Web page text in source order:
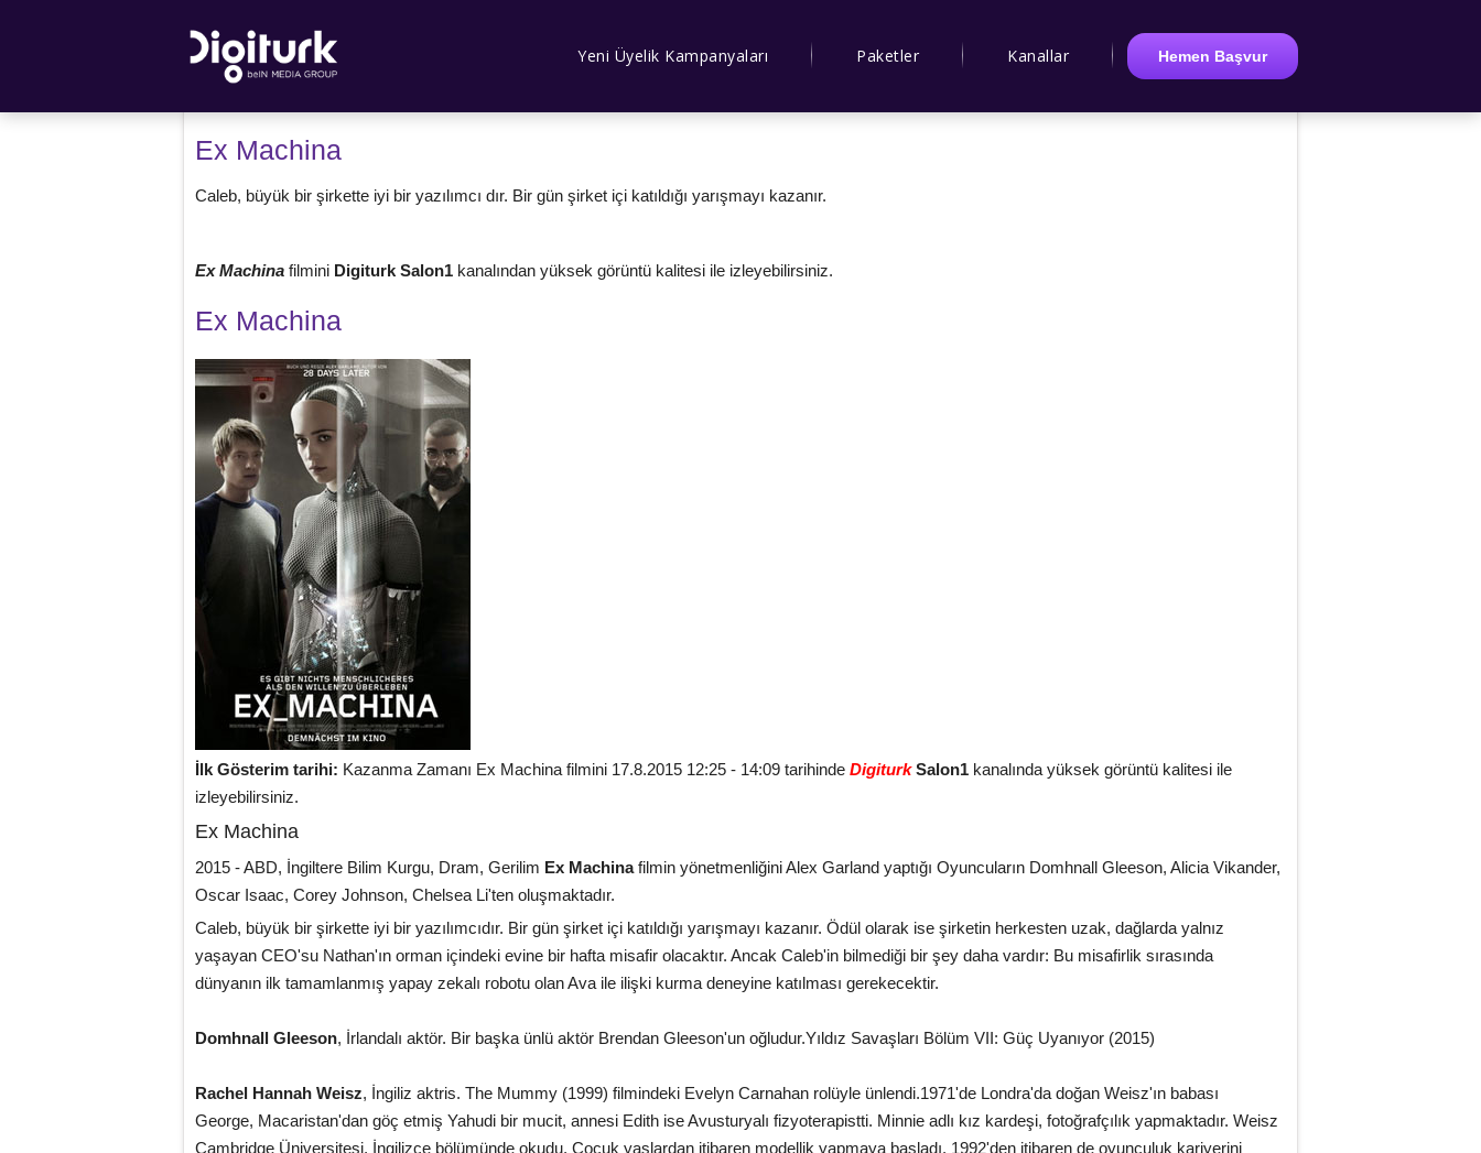
Yeni Üyelik Kampanyaları Paketler Kanallar Hemen Başvur
Ex Machina
Caleb, büyük bir şirkette iyi bir yazılımcı dır. Bir gün şirket içi katıldığı yarışmayı kazanır.
Ex Machina filmini Digiturk Salon1 kanalından yüksek görüntü kalitesi ile izleyebilirsiniz.
Ex Machina
İlk Gösterim tarihi: Kazanma Zamanı Ex Machina filmini 17.8.2015 12:25 - 14:09 tarihinde Digiturk Salon1 kanalında yüksek görüntü kalitesi ile
izleyebilirsiniz.
Ex Machina
2015 - ABD, İngiltere Bilim Kurgu, Dram, Gerilim Ex Machinafilmin yönetmenliğini Alex Garland yaptığı Oyuncuların Domhnall Gleeson, Alicia Vikander,
Oscar Isaac, Corey Johnson, Chelsea Li'ten oluşmaktadır.
Caleb, büyük bir şirkette iyi bir yazılımcıdır. Bir gün şirket içi katıldığı yarışmayı kazanır. Ödül olarak ise şirketin herkesten uzak, dağlarda yalnız
yaşayan CEO'su Nathan'ın orman içindeki evine bir hafta misafir olacaktır. Ancak Caleb'in bilmediği bir şey daha vardır: Bu misafirlik sırasında
dünyanın ilk tamamlanmış yapay zekalı robotu olan Ava ile ilişki kurma deneyine katılması gerekecektir.
Domhnall Gleeson, İrlandalı aktör. Bir başka ünlü aktör Brendan Gleeson'un oğludur.Yıldız Savaşları Bölüm VII: Güç Uyanıyor (2015)
Rachel Hannah Weisz, İngiliz aktris. The Mummy (1999) filmindeki Evelyn Carnahan rolüyle ünlendi.1971'de Londra'da doğan Weisz'ın babası
George, Macaristan'dan göç etmiş Yahudi bir mucit, annesi Edith ise Avusturyalı fizyoterapistti. Minnie adlı kız kardeşi, fotoğrafçılık yapmaktadır. Weisz
Cambridge Üniversitesi, İngilizce bölümünde okudu. Çocuk yaşlardan itibaren modellik yapmaya başladı. 1992'den itibaren de oyunculuk kariyerini